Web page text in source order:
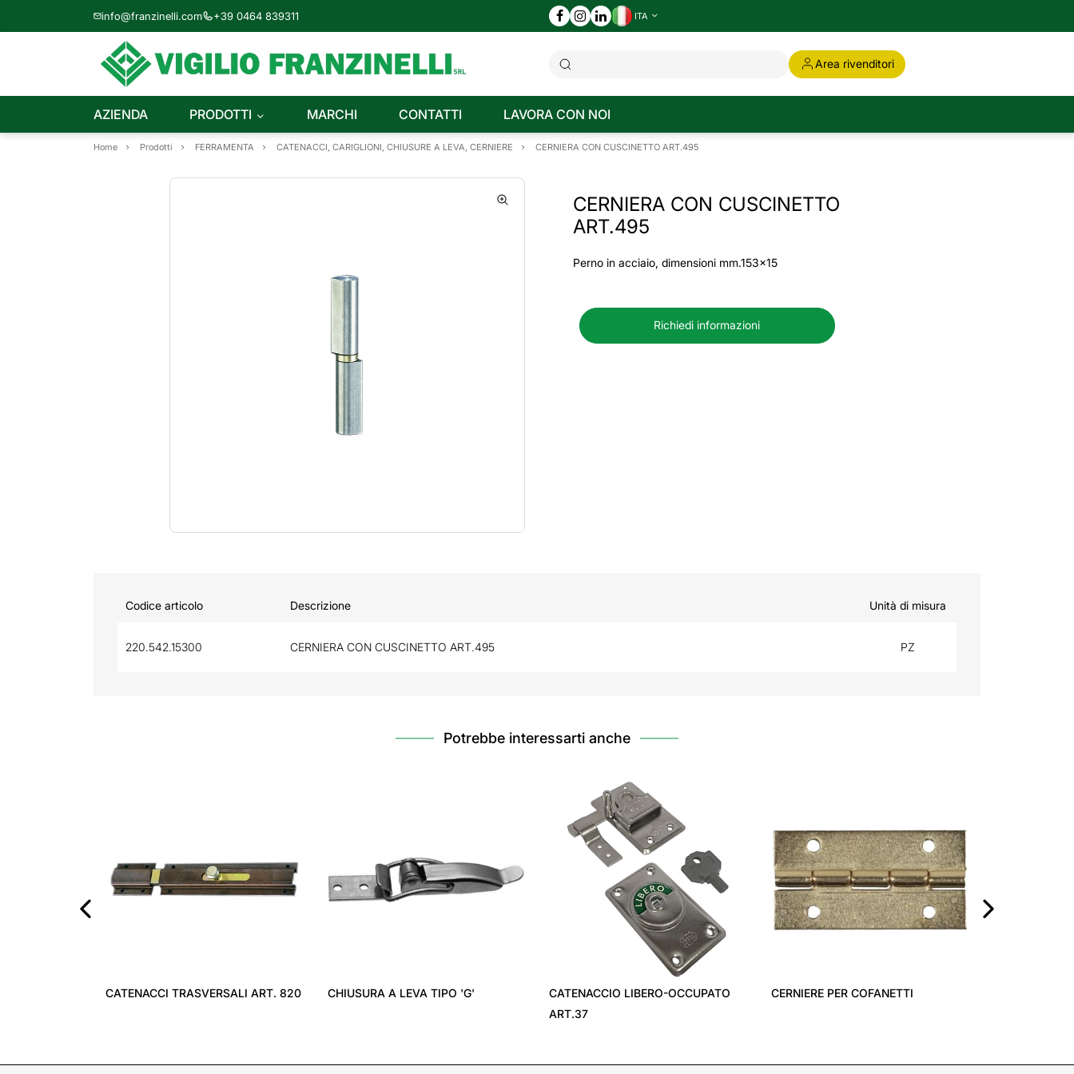
info@franzinelli.com +39 0464 839311 ITA
Area rivenditori
AZIENDA PRODOTTI MARCHI CONTATTI LAVORA CON NOI
Home Prodotti FERRAMENTA CATENACCI, CARIGLIONI, CHIUSURE A LEVA, CERNIERE CERNIERA CON CUSCINETTO ART.495
CERNIERA CON CUSCINETTO
ART.495
Perno in acciaio, dimensioni mm.153x15
Richiedi informazioni
Codice articolo Descrizione Unità di misura
220.542.15300 CERNIERA CON CUSCINETTO ART.495 PZ
Potrebbe interessarti anche
CATENACCI TRASVERSALI ART. 820 CHIUSURA A LEVA TIPO 'G'
CATENACCIO LIBERO-OCCUPATO
ART.37
CERNIERE PER COFANETTI